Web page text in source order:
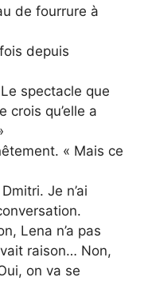
de fourrure à
depuis
spectacle que
qu’elle a
« Mais ce
Je n’ai
Lena n’a pas
raison… Non,
on va se